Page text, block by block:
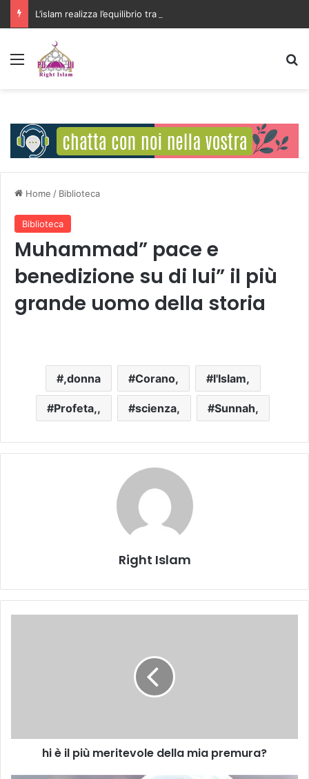
Menu
Home / Biblioteca
Biblioteca
Muhammad” pace e
benedizione su di lui” il più
grande uomo della storia
,donna Corano, l'Islam,
Profeta,, scienza, Sunnah,
Right Islam
hi è il più meritevole della mia premura?